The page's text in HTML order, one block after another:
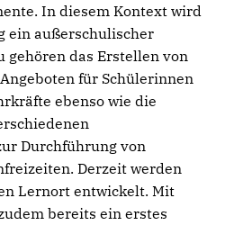
In diesem Kontext wird
ein außerschulischer
gehören das Erstellen von
für Schülerinnen
ebenso wie die
Durchführung von
Derzeit werden
Lernort entwickelt. Mit
bereits ein erstes